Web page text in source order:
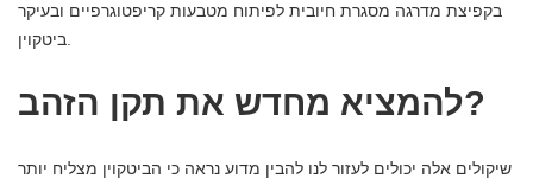
בקפיצת מדרגה מסגרת חיובית לפיתוח מטבעות קריפטוגרפיים ובעיקר
להמציא מחדש את תקן הזהב?
שיקולים אלה יכולים לעזור לנו להבין מדוע נראה כי הביטקוין מצליח יותר